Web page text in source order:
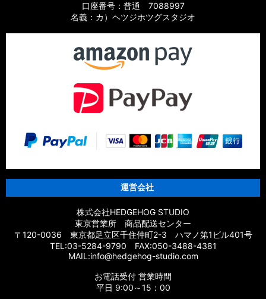
口座番号：普通 7088997
名義：カ）ヘツジホツグスタジオ
運営会社
株式会社HEDGEHOG STUDIO
東京営業所 商品配送センター
〒120-0036 東京都足立区千住仲町2-3 ハマノ第1ビル401号
TEL:03-5284-9790 FAX:050-3488-4381
MAIL:info@hedgehog-studio.com
お電話受付 営業時間
平日 9:00～15：00